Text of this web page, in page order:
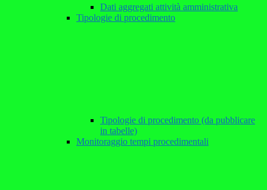
Dati aggregati attività amministrativa
Tipologie di procedimento
Tipologie di procedimento (da pubblicare
in tabelle)
Monitoraggio tempi procedimentali